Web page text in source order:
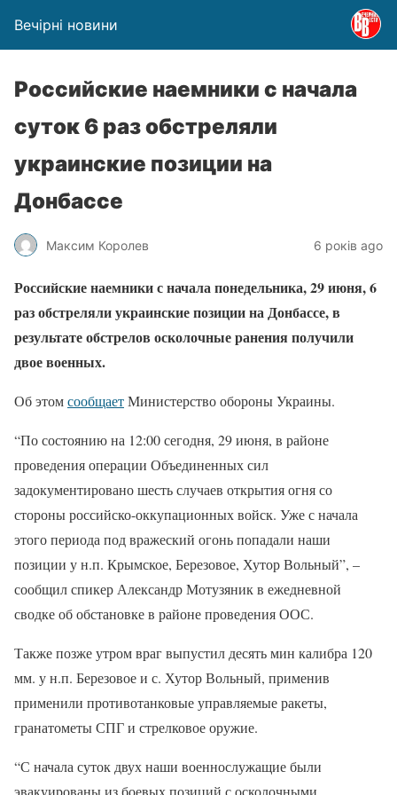
Вечірні новини
Российские наемники с начала
суток 6 раз обстреляли
украинские позиции на
Донбассе
Максим Королев 6 років ago
Российские наемники с начала понедельника, 29 июня, 6
раз обстреляли украинские позиции на Донбассе, в
результате обстрелов осколочные ранения получили
двое военных.
Об этомсообщаетМинистерство обороны Украины.
“По состоянию на 12:00 сегодня, 29 июня, в районе
проведения операции Объединенных сил
задокументировано шесть случаев открытия огня со
стороны российско-оккупационных войск. Уже с начала
этого периода под вражеский огонь попадали наши
позиции у н.п. Крымское, Березовое, Хутор Вольный”, –
сообщил спикер Александр Мотузяник в ежедневной
сводке об обстановке в районе проведения ООС.
Также позже утром враг выпустил десять мин калибра 120
мм. у н.п. Березовое и с. Хутор Вольный, применив
применили противотанковые управляемые ракеты,
гранатометы СПГ и стрелковое оружие.
“С начала суток двух наши военнослужащие были
эвакуированы из боевых позиций с осколочными